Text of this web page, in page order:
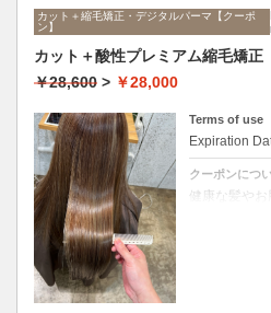
カット＋縮毛矯正・デジタルパーマ【クーポ
ン】
カット＋酸性プレミアム縮毛矯正
￥28,600 > ￥28,000
Terms of use
Expiration
クーポンにつ
健康な髪やお
毛矯正☆髪を